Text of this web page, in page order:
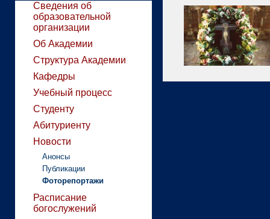
Сведения об
образовательной
организации
Об Академии
Структура Академии
Кафедры
Учебный процесс
Студенту
Абитуриенту
Новости
Анонсы
Публикации
Фоторепортажи
Расписание
богослужений